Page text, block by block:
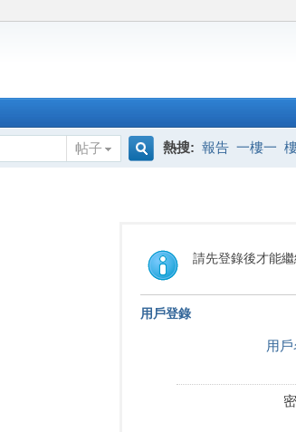
帖子
熱搜: 報告 一樓一
請先登錄後才能
用戶登錄
用戶